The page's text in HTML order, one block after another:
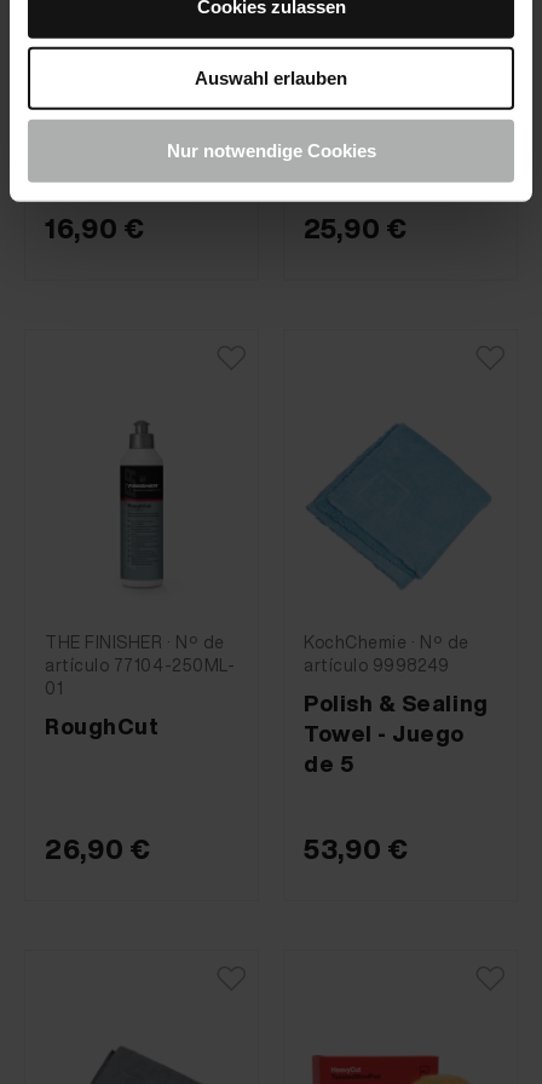
Cookies zulassen
Auswahl erlauben
Nur notwendige Cookies
KochChemie · Nº de
Polish & Sealing
Foam Pad Ø150
16,90 €
artículo 77103-250ML-
01
PerfectOne
25,90 €
THE FINISHER · Nº de
artículo 77104-250ML-
01
RoughCut
26,90 €
KochChemie · Nº de
artículo 9998249
Polish & Sealing
Towel - Juego
de 5
53,90 €